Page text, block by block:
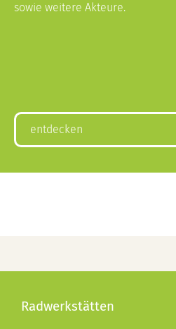
sowie weitere Akteure.
entdecken
Radwerkstätten